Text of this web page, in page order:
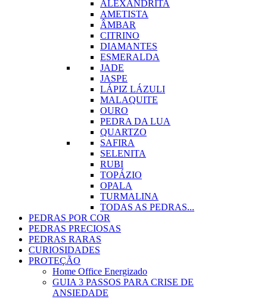
ALEXANDRITA
AMETISTA
ÂMBAR
CITRINO
DIAMANTES
ESMERALDA
JADE
JASPE
LÁPIZ LÁZULI
MALAQUITE
OURO
PEDRA DA LUA
QUARTZO
SAFIRA
SELENITA
RUBI
TOPÁZIO
OPALA
TURMALINA
TODAS AS PEDRAS...
PEDRAS POR COR
PEDRAS PRECIOSAS
PEDRAS RARAS
CURIOSIDADES
PROTEÇÃO
Home Office Energizado
GUIA 3 PASSOS PARA CRISE DE
ANSIEDADE